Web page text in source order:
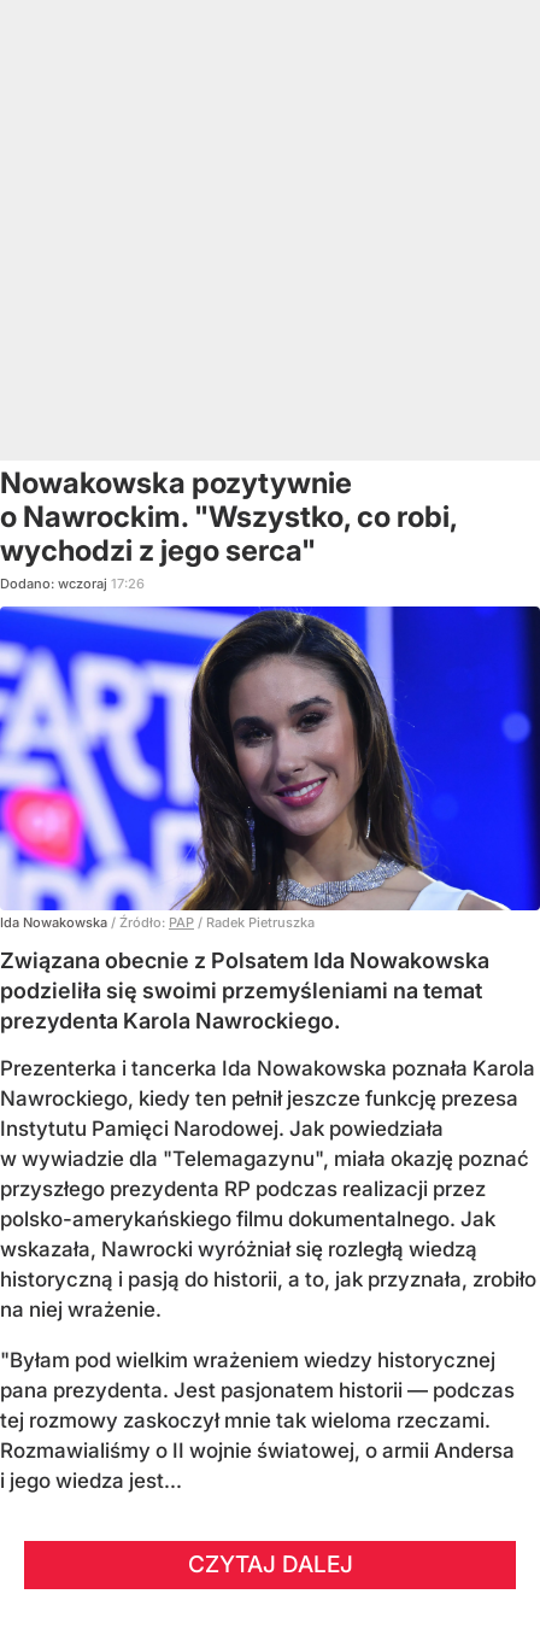
Nowakowska pozytywnie
o Nawrockim. "Wszystko, co robi,
wychodzi z jego serca"
Dodano: wczoraj 17:26
Ida Nowakowska / Źródło: PAP / Radek Pietruszka
Związana obecnie z Polsatem Ida Nowakowska
podzieliła się swoimi przemyśleniami na temat
prezydenta Karola Nawrockiego.
Prezenterka i tancerka Ida Nowakowska poznała Karola
Nawrockiego, kiedy ten pełnił jeszcze funkcję prezesa
Instytutu Pamięci Narodowej. Jak powiedziała
w wywiadzie dla "Telemagazynu", miała okazję poznać
przyszłego prezydenta RP podczas realizacji przez
polsko-amerykańskiego filmu dokumentalnego. Jak
wskazała, Nawrocki wyróżniał się rozległą wiedzą
historyczną i pasją do historii, a to, jak przyznała, zrobiło
na niej wrażenie.
"Byłam pod wielkim wrażeniem wiedzy historycznej
pana prezydenta. Jest pasjonatem historii — podczas
tej rozmowy zaskoczył mnie tak wieloma rzeczami.
Rozmawialiśmy o II wojnie światowej, o armii Andersa
i jego wiedza jest...
CZYTAJ DALEJ